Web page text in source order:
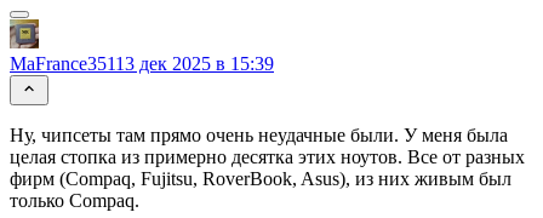
MaFrance35113 дек 2025 в 15:39
Ну, чипсеты там прямо очень неудачные были. У меня была
целая стопка из примерно десятка этих ноутов. Все от разных
фирм (Compaq, Fujitsu, RoverBook, Asus), из них живым был
только Compaq.